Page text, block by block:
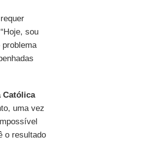
sou
Católica
uma vez
o resultado